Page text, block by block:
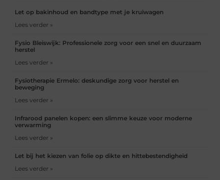
Let op bakinhoud en bandtype met je kruiwagen
Lees verder »
Fysio Bleiswijk: Professionele zorg voor een snel en duurzaam
herstel
Lees verder »
Fysiotherapie Ermelo: deskundige zorg voor herstel en
beweging
Lees verder »
Infrarood panelen kopen: een slimme keuze voor moderne
verwarming
Lees verder »
Let bij het kiezen van folie op dikte en hittebestendigheid
Lees verder »